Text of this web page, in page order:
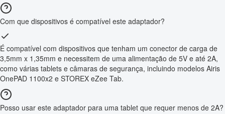
Com que dispositivos é compatível este adaptador?
É compatível com dispositivos que tenham um conector de carga de
3,5mm x 1,35mm e necessitem de uma alimentação de 5V e até 2A,
como várias tablets e câmaras de segurança, incluindo modelos Airis
OnePAD 1100x2 e STOREX eZee Tab.
Posso usar este adaptador para uma tablet que requer menos de 2A?